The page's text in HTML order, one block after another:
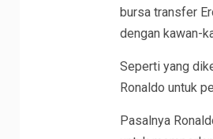
bursa transfer
dengan kawan-
Seperti yang
Ronaldo untuk
Pasalnya